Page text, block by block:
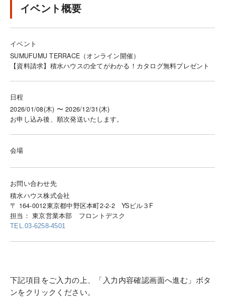
イベント概要
イベント
SUMUFUMU TERRACE（オンライン開催）
【資料請求】積水ハウスの全てがわかる！カタログ無料プレゼント
日程
2026/01/08(木) 〜 2026/12/31(木)
お申し込み後、順次発送いたします。
会場
お問い合わせ先
積水ハウス株式会社
〒 164-0012東京都中野区本町2-2-2 YSビル３F
担当： 東京営業本部 フロントデスク
TEL.03-6258-4501
下記項目をご入力の上、「入力内容確認画面へ進む」ボタ
ンをクリックください。